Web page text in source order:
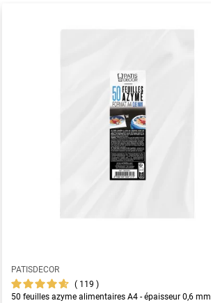
PATISDECOR
119
50 feuilles azyme alimentaires A4 - épaisseur 0,6 mm